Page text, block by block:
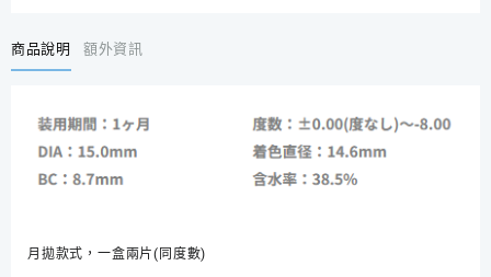
14
日
貨]
本
地
Honey
商品說明 額外資訊
月拋款式，一盒兩片(同度數)